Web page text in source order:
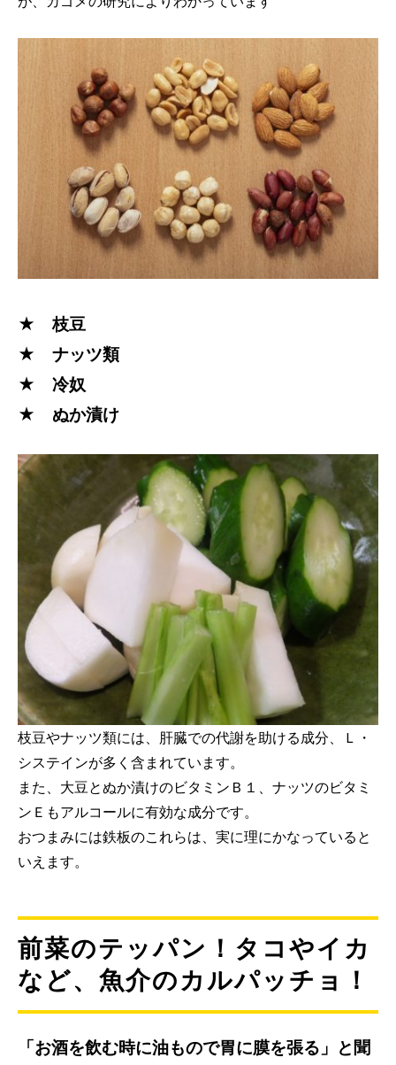
★ 枝豆
★ ナッツ類
★ 冷奴
★ ぬか漬け
枝豆やナッツ類には、肝臓での代謝を助ける成分、Ｌ・
システインが多く含まれています。
また、大豆とぬか漬けのビタミンＢ１、ナッツのビタミ
ンＥもアルコールに有効な成分です。
おつまみには鉄板のこれらは、実に理にかなっていると
いえます。
前菜のテッパン！タコやイカ
など、魚介のカルパッチョ！
「お酒を飲む時に油もので胃に膜を張る」と聞